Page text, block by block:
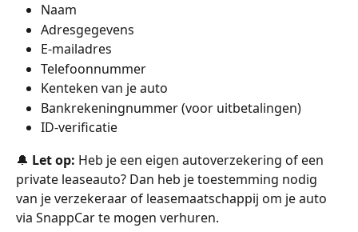
Naam
Adresgegevens
E-mailadres
Telefoonnummer
Kenteken van je auto
Bankrekeningnummer (voor uitbetalingen)
ID-verificatie
🔔 Let op: Heb je een eigen autoverzekering of een
private leaseauto? Dan heb je toestemming nodig
van je verzekeraar of leasemaatschappij om je auto
via SnappCar te mogen verhuren.